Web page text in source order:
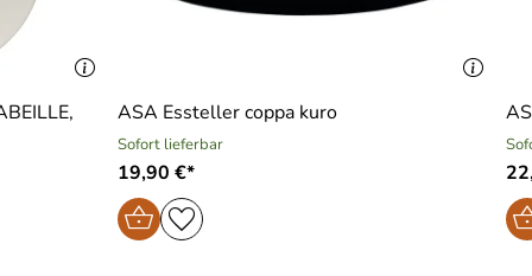
ASA Essteller coppa kuro
Sofort lieferbar
19,90 €*